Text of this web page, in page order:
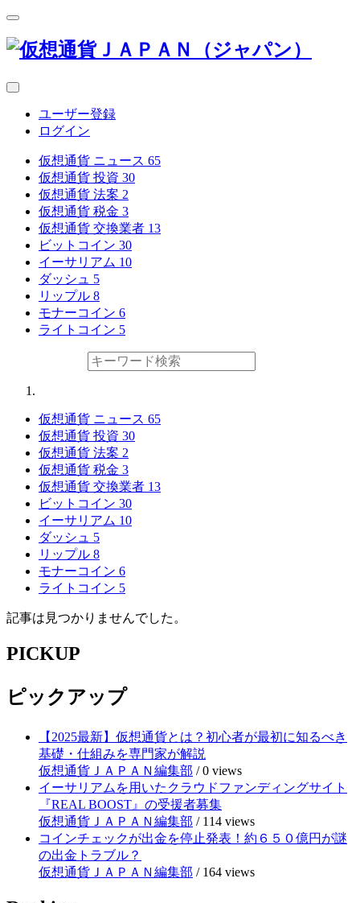
ユーザー登録
ログイン
仮想通貨 ニュース 65
仮想通貨 投資 30
仮想通貨 法案 2
仮想通貨 税金 3
仮想通貨 交換業者 13
ビットコイン 30
イーサリアム 10
ダッシュ 5
リップル 8
モナーコイン 6
ライトコイン 5
仮想通貨 ニュース 65
仮想通貨 投資 30
仮想通貨 法案 2
仮想通貨 税金 3
仮想通貨 交換業者 13
ビットコイン 30
イーサリアム 10
ダッシュ 5
リップル 8
モナーコイン 6
ライトコイン 5
記事は見つかりませんでした。
PICKUP
ピックアップ
【2025最新】仮想通貨とは？初心者が最初に知るべき
基礎・仕組みを専門家が解説
仮想通貨ＪＡＰＡＮ編集部 /0 views
イーサリアムを用いたクラウドファンディングサイト
『REAL BOOST』の受援者募集
仮想通貨ＪＡＰＡＮ編集部 / 114 views
コインチェックが出金を停止発表！約６５０億円が謎
の出金トラブル？
仮想通貨ＪＡＰＡＮ編集部 / 164 views